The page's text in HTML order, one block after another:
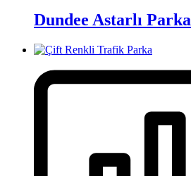
Dundee Astarlı Parka